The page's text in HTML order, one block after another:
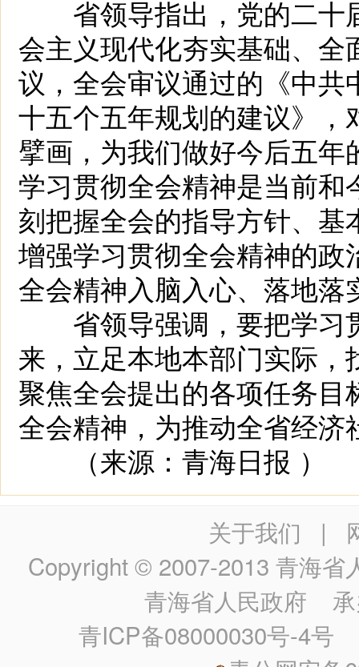
省领导指出，党的二十
会主义现代化夯实基础、
议，全会审议通过的《中
十五个五年规划的建议》
擘画，为我们做好今后五
学习贯彻全会精神是当前
刻把握全会的指导方针、
增强学习贯彻全会精神的
全会精神入脑入心、落地落
省领导强调，要把学习
来，立足本地本部门实际
聚焦全会提出的各项任务
全会精神，为推动全省经
（来源：青海日报 ）
关于我们 |
Copyright © 2007-2013 青海省
青海省人民政府 承
青ICP备08000030号-4号